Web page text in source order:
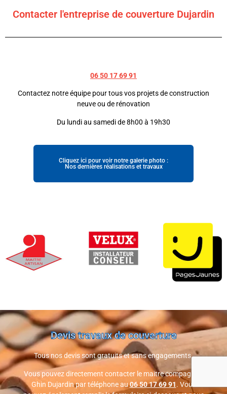
Contacter l'entreprise de couverture Dujardin
06 50 17 69 91
Contactez notre équipe pour tous vos projets de construction
neuve ou de rénovation
Du lundi au samedi de 8h00 à 19h30
Cliquez ici pour voir notre galerie photo :
Nos dernières réalisations et travaux
Devis travaux de couverture
Tous nos devis sont gratuits et sans engagements.
Vous pouvez directement contacter le maitre compagnon
Ghin Dujardin par téléphone au06 50 17 69 91. Vous